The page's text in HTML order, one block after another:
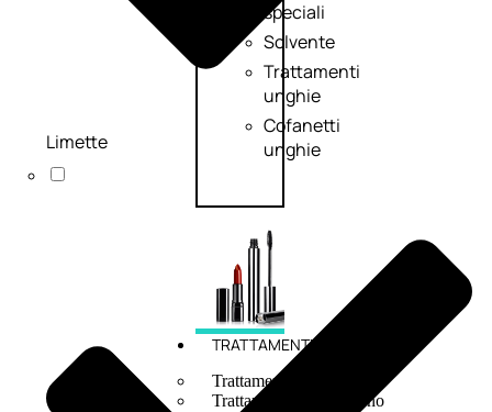
speciali
Solvente
Trattamenti
unghie
Cofanetti
unghie
TRATTAMENTI
Trattamento Viso Antieta
Trattamento Viso Giorno
Limette